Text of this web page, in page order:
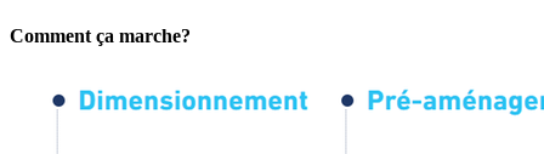
Comment ça marche?